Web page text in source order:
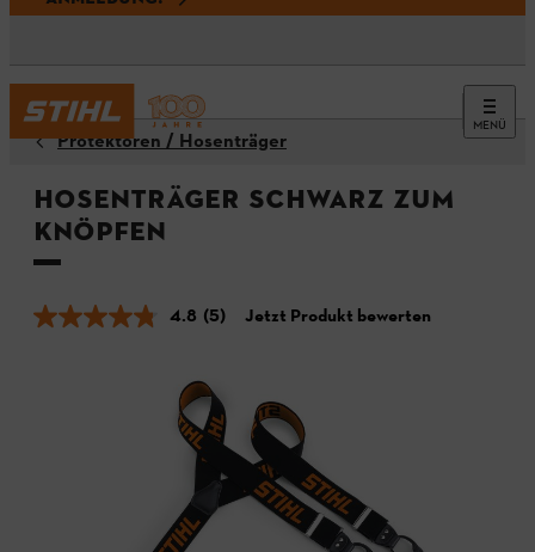
MENÜ
Protektoren / Hosenträger
Hosenträger schwarz zum
Knöpfen
4.8 (5) Jetzt Produkt bewerten